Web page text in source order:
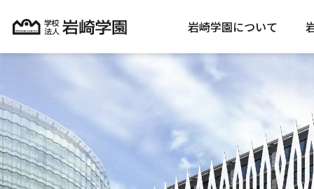
岩崎学園について